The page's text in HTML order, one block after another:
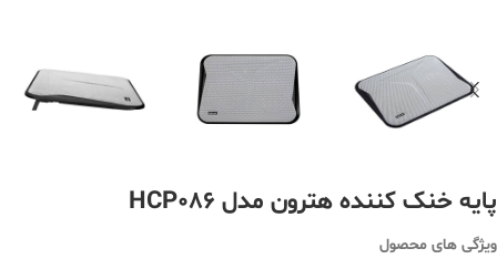
پایه خنک کننده هترون مدل HCP086
ویژگی های محصول